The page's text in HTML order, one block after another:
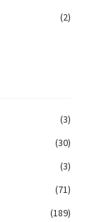
(2)
(3)
(30)
(3)
(71)
(189)